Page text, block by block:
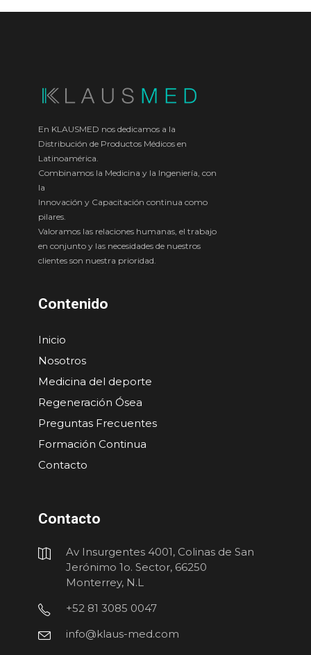
En KLAUSMED nos dedicamos a la
Distribución de Productos Médicos en
Latinoamérica.
Combinamos la Medicina y la Ingeniería, con
la
Innovación y Capacitación continua como
pilares.
Valoramos las relaciones humanas, el trabajo
en conjunto y las necesidades de nuestros
clientes son nuestra prioridad.
Contenido
Inicio
Nosotros
Medicina del deporte
Regeneración Ósea
Preguntas Frecuentes
Formación Continua
Contacto
Contacto
Av Insurgentes 4001, Colinas de San
Jerónimo 1o. Sector, 66250
Monterrey, N.L
+52 81 3085 0047
info@klaus-med.com